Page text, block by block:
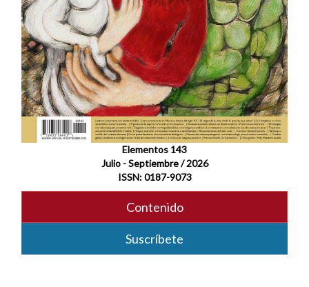
Elementos 143
Julio - Septiembre / 2026
ISSN: 0187-9073
Contenido
Suscríbete